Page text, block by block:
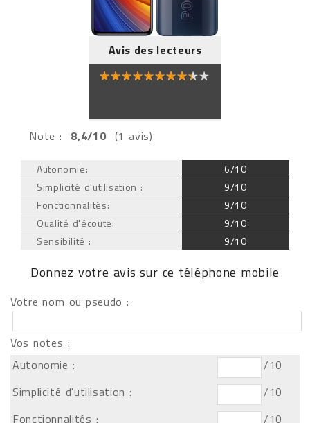
Avis des lecteurs
Note : 8,4/10 (1 avis)
Autonomie:
Simplicité d'utilisation :
Fonctionnalités:
Qualité d'écoute:
Sensibilité :
6/10
9/10
9/10
9/10
9/10
Donnez votre avis sur ce téléphone mobile
Votre nom ou pseudo :
Vos notes :
Autonomie :
/10
Simplicité d'utilisation :
/10
Fonctionnalités :
/10